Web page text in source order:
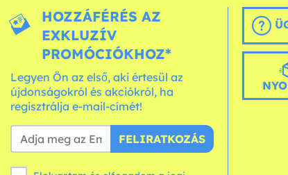
HOZZÁFÉRÉS AZ
EXKLUZÍV
PROMÓCIÓKHOZ*
Legyen Ön az első, aki értesül az
újdonságokról és akciókról, ha
regisztrálja e-mail-címét!
FELIRATKOZÁS